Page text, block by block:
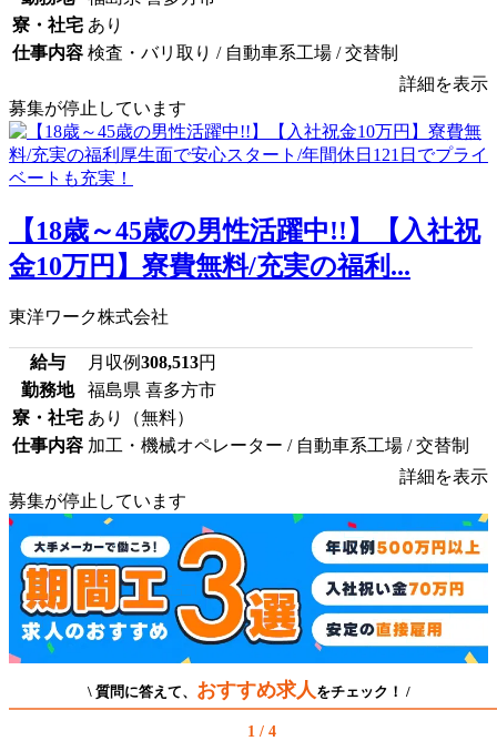
寮・社宅 あり
仕事内容 検査・バリ取り / 自動車系工場 / 交替制
詳細を表示
募集が停止しています
【18歳～45歳の男性活躍中!!】【入社祝
金10万円】寮費無料/充実の福利...
東洋ワーク株式会社
給与 月収例308,513円
勤務地
福島県 喜多方市
寮・社宅 あり（無料）
仕事内容 加工・機械オペレーター / 自動車系工場 / 交替制
詳細を表示
募集が停止しています
\ 質問に答えて、 おすすめ求人 をチェック！ /
1 / 4